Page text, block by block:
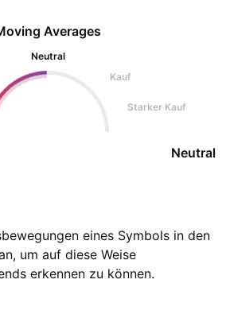
Averages
Neutral
Kauf
Starker Kauf
Neutral
eines Symbols in den
um auf diese Weise
erkennen zu können.